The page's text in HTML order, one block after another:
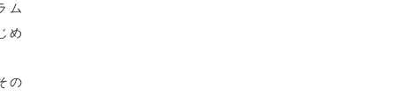
ム
め
の